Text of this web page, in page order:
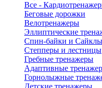
Все -
Беговые дорожки
Велотренажеры
Эллиптические
Спин-байки и Сайклы
Степперы и лестницы
Гребные тренажеры
Адаптивные
Горнолыжные
Детские тренажеры